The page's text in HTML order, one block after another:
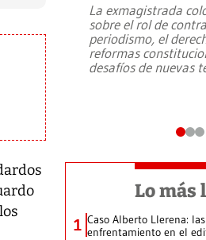
La exmagistrada
sobre el rol de
periodismo, el
reformas
desafíos de nuevas
Lo más
1 Caso Alberto Llerena:
enfrentamiento en el